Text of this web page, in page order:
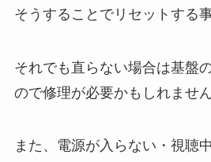
そうすることでリセットする
それでも直らない場合は基盤
ので修理が必要かもしれません
また、電源が入らない・視聴